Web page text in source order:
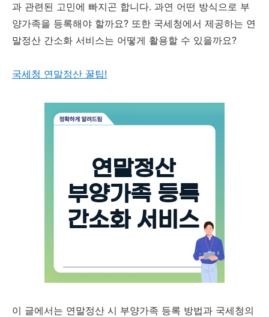
과 관련된 고민에 빠지곤 합니다. 과연 어떤 방식으로 부
양가족을 등록해야 할까요? 또한 국세청에서 제공하는 연
말정산 간소화 서비스는 어떻게 활용할 수 있을까요?
국세청 연말정산 꿀팁!
이 글에서는 연말정산 시 부양가족 등록 방법과 국세청의